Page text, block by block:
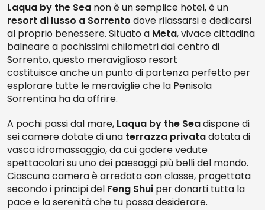
Laqua by the Sea non è un semplice hotel, è un
resort di lusso a Sorrento dove rilassarsi e dedicarsi
al proprio benessere. Situato a Meta, vivace cittadina
balneare a pochissimi chilometri dal centro di
Sorrento, questo meraviglioso resort
costituisce anche un punto di partenza perfetto per
esplorare tutte le meraviglie che la Penisola
Sorrentina ha da offrire.
A pochi passi dal mare, Laqua by the Seadispone di
sei camere dotate di una terrazza privatadotata di
vasca idromassaggio, da cui godere vedute
spettacolari su uno dei paesaggi più belli del mondo.
Ciascuna camera è arredata con classe, progettata
secondo i principi del Feng Shui per donarti tutta la
pace e la serenità che tu possa desiderare.